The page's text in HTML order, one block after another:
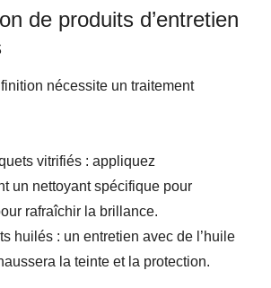
de produits d’entretien
nécessite un traitement
vitrifiés : appliquez
un nettoyant spécifique pour
rafraîchir la brillance.
huilés : un entretien avec de l’huile
la teinte et la protection.